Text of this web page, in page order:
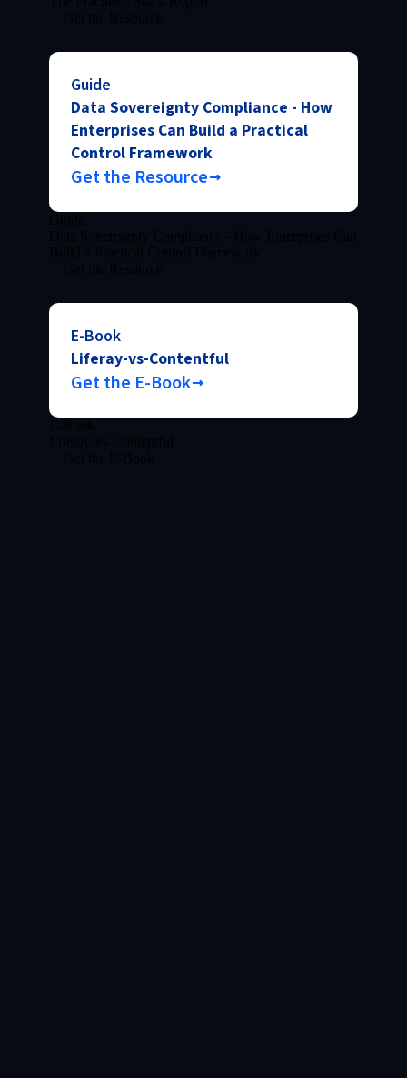
Guide
Data Sovereignty Compliance - How
Enterprises Can Build a Practical
Control Framework
Get the Resource
E-Book
Liferay-vs-Contentful
Get the E-Book